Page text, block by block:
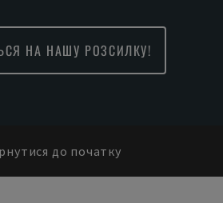
НА НАШУ РОЗСИЛКУ!
до початку